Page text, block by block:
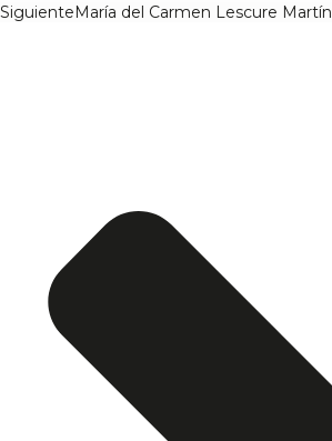
SiguienteMaría del Carmen Lescure Martín